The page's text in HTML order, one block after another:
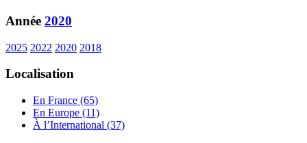
Année 2020
2025 2022 2020 2018
Localisation
En France (65)
En Europe (11)
À l’International (37)